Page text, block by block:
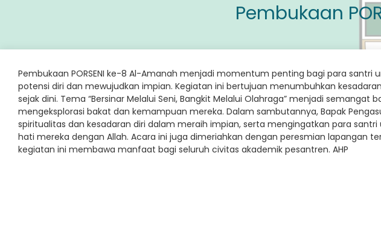
Pembukaan
Pembukaan PORSENI ke-8 Al-Amanah menjadi momentum penting bagi para santri
potensi diri dan mewujudkan impian. Kegiatan ini bertujuan menumbuhkan
sejak dini. Tema “Bersinar Melalui Seni, Bangkit Melalui Olahraga” menjadi semangat
mengeksplorasi bakat dan kemampuan mereka. Dalam sambutannya, Bapak
spiritualitas dan kesadaran diri dalam meraih impian, serta mengingatkan para
hati mereka dengan Allah. Acara ini juga dimeriahkan dengan peresmian lapangan
kegiatan ini membawa manfaat bagi seluruh civitas akademik pesantren. AHP